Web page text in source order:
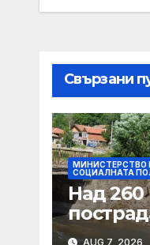
Свързани
МИНИСТЕРСТВО
СОЦИАЛНАТА
Над 260
AUG 7, 2026